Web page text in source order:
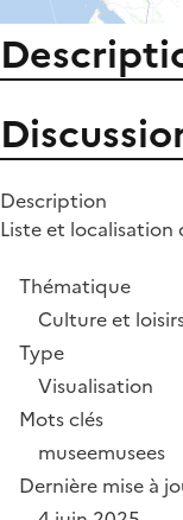
Description
Liste et localisation
Thématique
Culture et
Type
Visualisation
Mots clés
museemusees
Dernière mise à